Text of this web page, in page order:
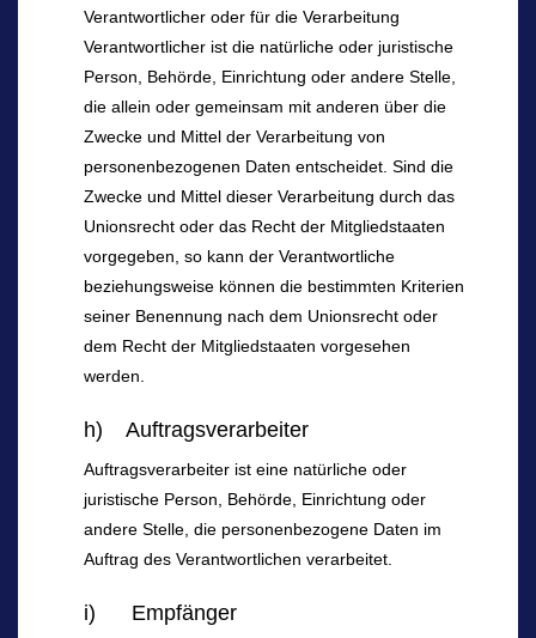
Verantwortlicher oder für die Verarbeitung
Verantwortlicher ist die natürliche oder juristische
Person, Behörde, Einrichtung oder andere Stelle,
die allein oder gemeinsam mit anderen über die
Zwecke und Mittel der Verarbeitung von
personenbezogenen Daten entscheidet. Sind die
Zwecke und Mittel dieser Verarbeitung durch das
Unionsrecht oder das Recht der Mitgliedstaaten
vorgegeben, so kann der Verantwortliche
beziehungsweise können die bestimmten Kriterien
seiner Benennung nach dem Unionsrecht oder
dem Recht der Mitgliedstaaten vorgesehen
werden.
h) Auftragsverarbeiter
Auftragsverarbeiter ist eine natürliche oder
juristische Person, Behörde, Einrichtung oder
andere Stelle, die personenbezogene Daten im
Auftrag des Verantwortlichen verarbeitet.
i) Empfänger